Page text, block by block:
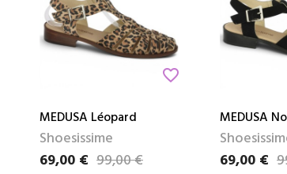
favorite_border
MEDUSA Léopard
Shoesissime
Prix
69,00 €
Prix de base99,00 €
MEDUSA
Prix
69,00 €
Prix de